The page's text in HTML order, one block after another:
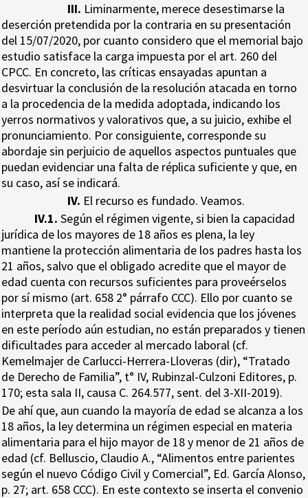
III. Liminarmente, merece desestimarse la
deserción pretendida por la contraria en su presentación
del 15/07/2020, por cuanto considero que el memorial bajo
estudio satisface la carga impuesta por el art. 260 del
CPCC. En concreto, las críticas ensayadas apuntan a
desvirtuar la conclusión de la resolución atacada en torno
a la procedencia de la medida adoptada, indicando los
yerros normativos y valorativos que, a su juicio, exhibe el
pronunciamiento. Por consiguiente, corresponde su
abordaje sin perjuicio de aquellos aspectos puntuales que
puedan evidenciar una falta de réplica suficiente y que, en
su caso, así se indicará.
IV. El recurso es fundado. Veamos.
IV.1. Según el régimen vigente, si bien la capacidad
jurídica de los mayores de 18 años es plena, la ley
mantiene la protección alimentaria de los padres hasta los
21 años, salvo que el obligado acredite que el mayor de
edad cuenta con recursos suficientes para proveérselos
por sí mismo (art. 658 2° párrafo CCC). Ello por cuanto se
interpreta que la realidad social evidencia que los jóvenes
en este período aún estudian, no están preparados y tienen
dificultades para acceder al mercado laboral (cf.
Kemelmajer de Carlucci-Herrera-Lloveras (dir), “Tratado
de Derecho de Familia”, t° IV, Rubinzal-Culzoni Editores, p.
170; esta sala II, causa C. 264.577, sent. del 3-XII-2019).
De ahí que, aun cuando la mayoría de edad se alcanza a los
18 años, la ley determina un régimen especial en materia
alimentaria para el hijo mayor de 18 y menor de 21 años de
edad (cf. Belluscio, Claudio A., “Alimentos entre parientes
según el nuevo Código Civil y Comercial”, Ed. García Alonso,
p. 27; art. 658 CCC). En este contexto se inserta el convenio